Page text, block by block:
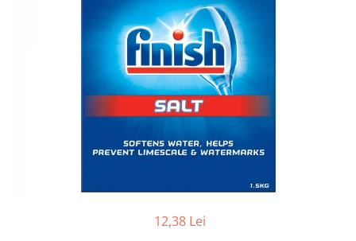
Ceara de par si gel
Cosmetice profesionale
Sampon de par
Tratamente si masca de par
Accesorii tuns si vopsit
Balsam de par
12,38 Lei